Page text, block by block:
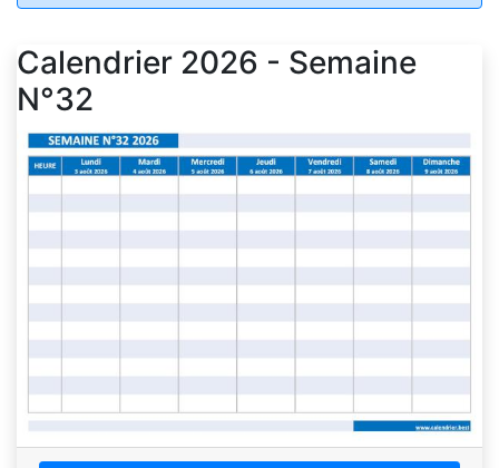
Calendrier 2026 - Semaine
N°32